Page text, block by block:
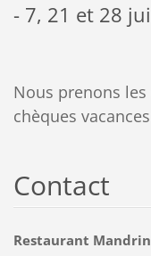
- 7, 21 et 28
Nous prenons
chèques
Contact
Restaurant Mandrin